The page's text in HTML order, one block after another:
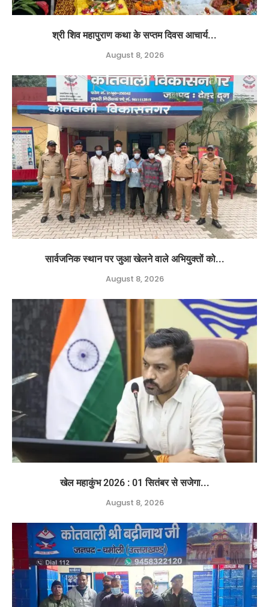
श्री शिव महापुराण कथा के सप्तम दिवस आचार्य...
August 8, 2026
सार्वजनिक स्थान पर जुआ खेलने वाले अभियुक्तों को...
August 8, 2026
खेल महाकुंभ 2026 : 01 सितंबर से सजेगा...
August 8, 2026